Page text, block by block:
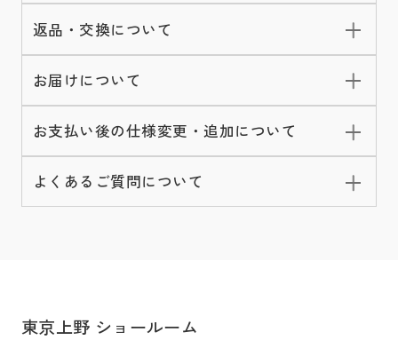
返品・交換について
お届けについて
お支払い後の仕様変更・追加について
よくあるご質問について
東京上野 ショールーム